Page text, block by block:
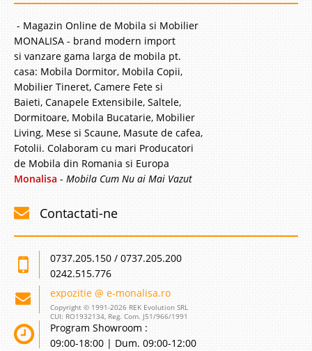
- Magazin Online de Mobila si Mobilier
MONALISA - brand modern import
si vanzare gama larga de mobila pt.
casa: Mobila Dormitor, Mobila Copii,
Mobilier Tineret, Camere Fete si
Baieti, Canapele Extensibile, Saltele,
Dormitoare, Mobila Bucatarie, Mobilier
Living, Mese si Scaune, Masute de cafea,
Fotolii. Colaboram cu mari Producatori
de Mobila din Romania si Europa
Monalisa - Mobila Cum Nu ai Mai Vazut
Contactati-ne
0737.205.150 / 0737.205.200
0242.515.776
expozitie @ e-monalisa.ro
Copyright © 1991-2026 REK Evolution SRL
CUI: RO1932134, Reg. Com. J51/966/1991
Program Showroom :
09:00-18:00 | Dum. 09:00-12:00